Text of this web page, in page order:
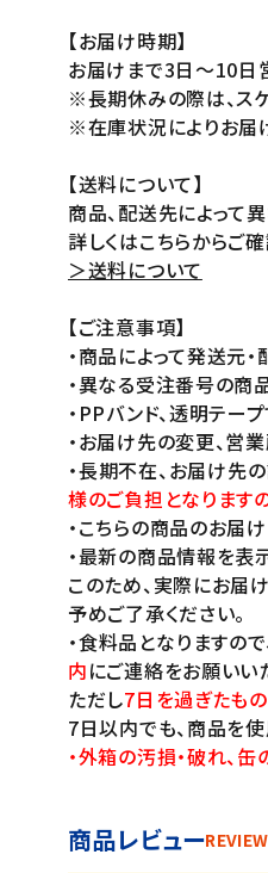
【お届け時期】
お届けまで3日～10日
※長期休みの際は、ス
※在庫状況によりお届
【送料について】
商品、配送先によって異
詳しくはこちらからご確
＞送料について
【ご注意事項】
・商品によって発送元
・異なる受注番号の商
・PPバンド、透明テー
・お届け先の変更、営
・長期不在、お届け先
様のご負担となります
・こちらの商品のお届
・最新の商品情報を表
このため、実際にお届
予めご了承ください。
・食料品となりますの
内にご連絡をお願いい
ただし7日を過ぎたもの
7日以内でも、商品を
・外箱の汚損・破れ、缶
商品レビューREVIEW